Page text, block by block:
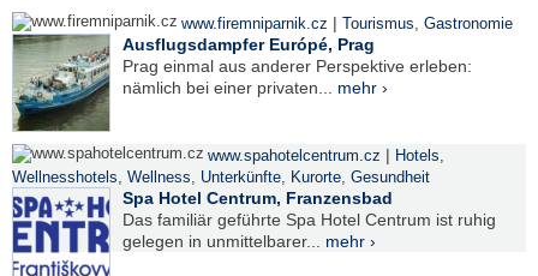
www.firemniparnik.cz | Tourismus, Gastronomie
Ausflugsdampfer Európé, Prag
Prag einmal aus anderer Perspektive erleben:
nämlich bei einer privaten... mehr ›
www.spahotelcentrum.cz | Hotels,
Wellnesshotels, Wellness, Unterkünfte, Kurorte, Gesundheit
Spa Hotel Centrum, Franzensbad
Das familiär geführte Spa Hotel Centrum ist ruhig
gelegen in unmittelbarer... mehr ›